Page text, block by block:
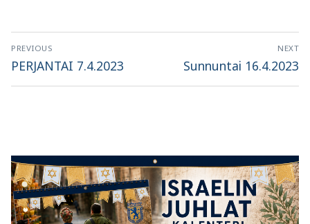
Artikkelien
selaus
PREVIOUS
Previous
PERJANTAI 7.4.2023
NEXT
Next
Sunnuntai 16.4.2023